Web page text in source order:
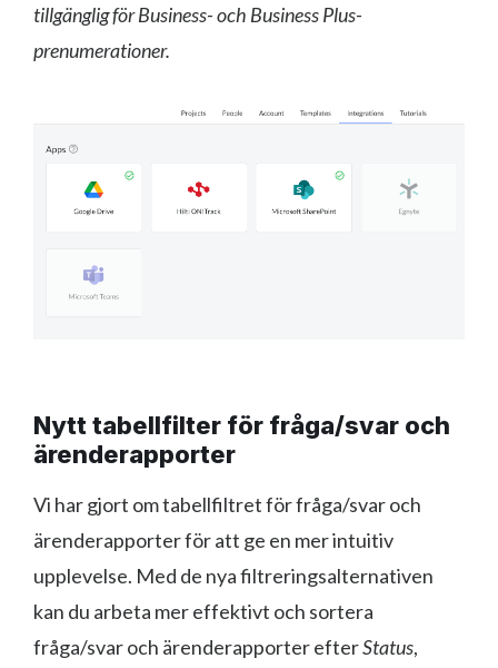
tillgänglig för Business- och Business Plus-
prenumerationer.
Nytt tabellfilter för fråga/svar och
ärenderapporter
Vi har gjort om tabellfiltret för fråga/svar och
ärenderapporter för att ge en mer intuitiv
upplevelse. Med de nya filtreringsalternativen
kan du arbeta mer effektivt och sortera
fråga/svar och ärenderapporter efterStatus,